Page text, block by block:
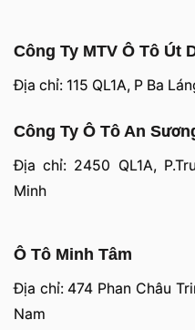
Công Ty MTV Ô Tô Út
Địa chỉ: 115 QL1A, P Ba
Công Ty Ô Tô An
Địa chỉ: 2450 QL1A,
Minh
Ô Tô Minh Tâm
Địa chỉ: 474 Phan Châu
Nam